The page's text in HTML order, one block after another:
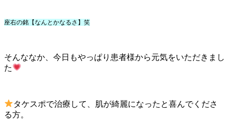
座右の銘【なんとかなるさ】笑
そんななか、今日もやっぱり患者様から元気をいただきまし
た
タケスポで治療して、肌が綺麗になったと喜んでくださ
る方。